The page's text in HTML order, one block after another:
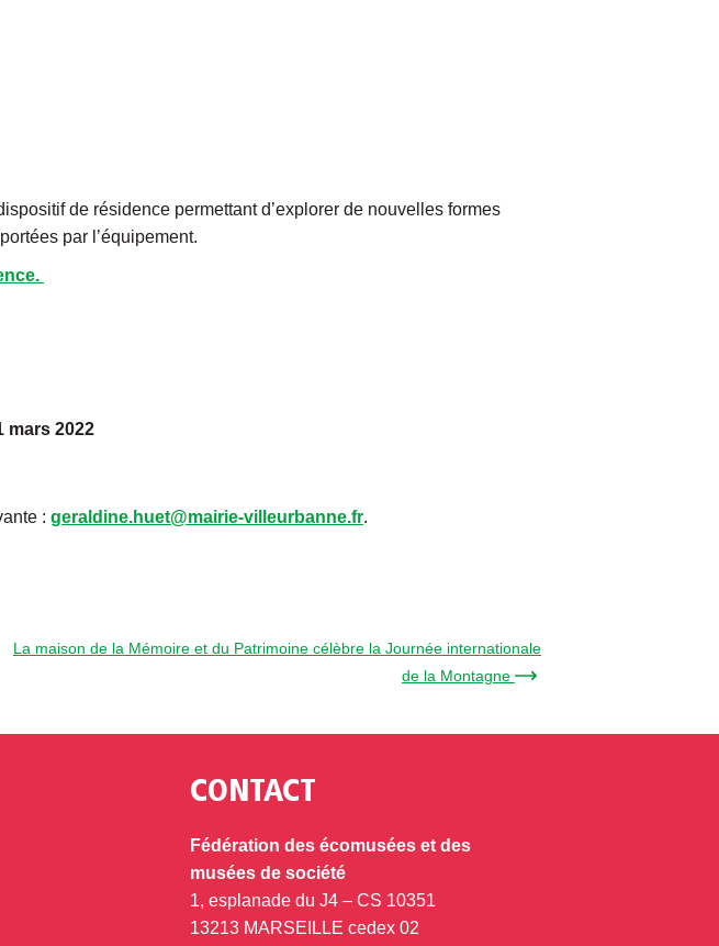
de résidence permettant d’explorer de nouvelles formes
par l’équipement.
mars 2022
: geraldine.huet@mairie-villeurbanne.fr.
La maison de la Mémoire et du Patrimoine célèbre la Journée internationale
de la Montagne →
CONTACT
Fédération des écomusées et des
musées de société
1, esplanade du J4 – CS 10351
13213 MARSEILLE cedex 02